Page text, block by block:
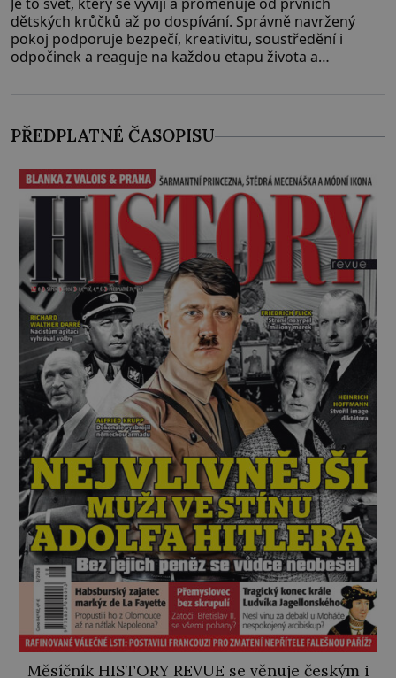
dětských krůčků až po dospívání. Správně navržený
pokoj podporuje bezpečí, kreativitu, soustředění i
odpočinek a reaguje na každou etapu života a
Předškolní věk je
PŘEDPLATNÉ ČASOPISU
Měsíčník HISTORY REVUE se věnuje českým i